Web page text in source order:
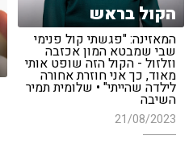
הקול בראש
המאזינה: "פגשתי קול פנימי
שבי שמבטא המון אכזבה
וזלזול - הקול הזה שופט אותי
מאוד, כך אני חוזרת אחורה
לילדה שהייתי" • שלומית תמיר
השיבה
21/08/2023